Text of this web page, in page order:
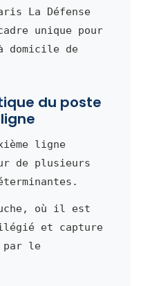
La Défense
unique pour
domicile de
du poste
ligne
de plusieurs
où il est
et capture
par le